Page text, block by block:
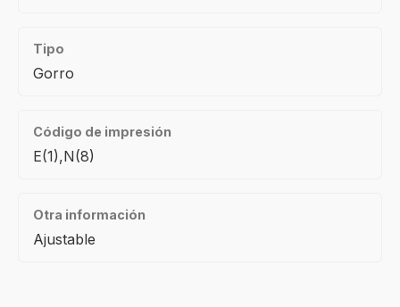
Tipo
Gorro
Código de impresión
E(1),N(8)
Otra información
Ajustable